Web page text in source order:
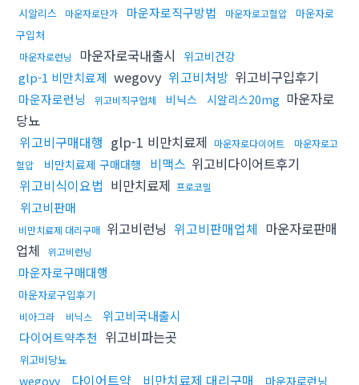
시알리스 마운자로단가 마운자로직구방법 마운자로고혈압
마운자로
구입처
마운자로런닝 마운자로국내출시 위고비건강
glp-1 비만치료제 wegovy 위고비처방 위고비구입후기
마운자로런닝 위고비직구업체 비닉스 시알리스20mg 마운자로
당뇨
위고비구매대행 glp-1 비만치료제 마운자로다이어트
마운자로고
혈압
비만치료제 구매대행 비맥스 위고비다이어트후기
위고비식이요법 비만치료제 프로코밀
위고비판매
비만치료제 대리구매 위고비런닝 위고비판매업체 마운자로판매
업체
위고비런닝
마운자로구매대행
마운자로구입후기
비아그라 비닉스
위고비국내출시
다이어트약추천 위고비파는곳
위고비당뇨
wegovy 다이어트약 비만치료제 대리구매 마운자로런닝